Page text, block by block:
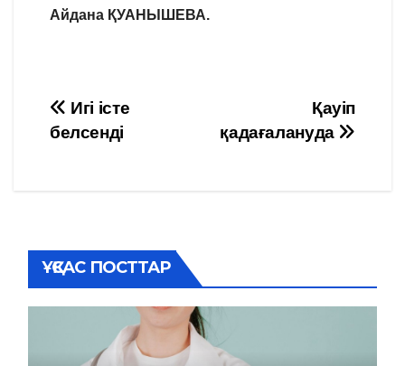
Айдана ҚУАНЫШЕВА.
Навигация
Қауіп
қадағалануда
Игі істе
белсенді
ҰҚСАС ПОСТТАР